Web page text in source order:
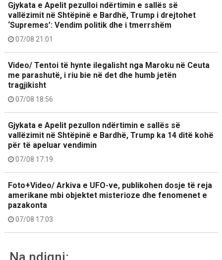
Gjykata e Apelit pezulloi ndërtimin e sallës së
vallëzimit në Shtëpinë e Bardhë, Trump i drejtohet
‘Supremes’: Vendim politik dhe i tmerrshëm
07/08 21:01
Video/ Tentoi të hynte ilegalisht nga Maroku në Ceuta
me parashutë, i riu bie në det dhe humb jetën
tragjikisht
07/08 18:56
Gjykata e Apelit pezullon ndërtimin e sallës së
vallëzimit në Shtëpinë e Bardhë, Trump ka 14 ditë kohë
për të apeluar vendimin
07/08 17:19
Foto+Video/ Arkiva e UFO-ve, publikohen dosje të reja
amerikane mbi objektet misterioze dhe fenomenet e
pazakonta
07/08 17:03
Na ndiqni: